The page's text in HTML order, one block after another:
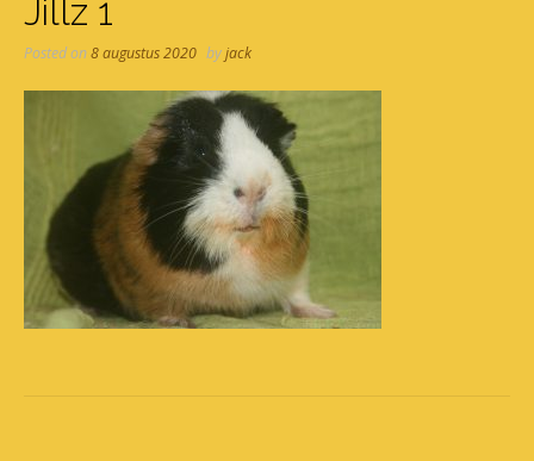
Jillz 1
Posted on8 augustus 2020 byjack